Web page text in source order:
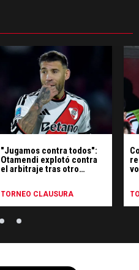
"Jugamos contra todos":
Otamendi explotó contra
el arbitraje tras otro
TORNEO CLAUSURA